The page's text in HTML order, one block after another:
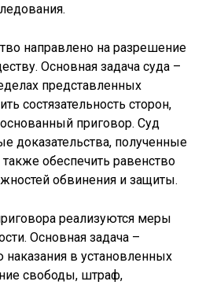
направлено на разрешение
Основная задача суда –
представленных
состязательность сторон,
приговор. Суд
доказательства, полученные
обеспечить равенство
обвинения и защиты.
реализуются меры
Основная задача –
наказания в установленных
свободы, штраф,